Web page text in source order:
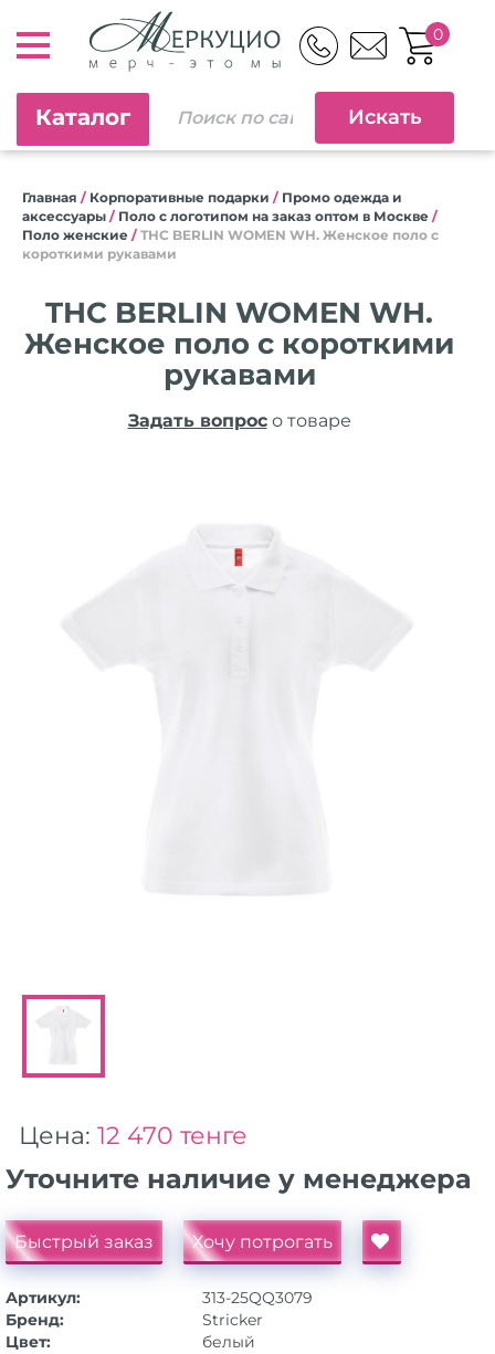
0
Каталог
Главная / Корпоративные подарки / Промо одежда и
аксессуары / Поло с логотипом на заказ оптом в Москве /
Поло женские / THC BERLIN WOMEN WH. Женское поло с
короткими рукавами
THC BERLIN WOMEN WH.
Женское поло с короткими
рукавами
Задать вопросо товаре
Цена: 12 470 тенге
Уточните наличие у менеджера
Быстрый заказ Хочу потрогать
Артикул:
313-25QQ3079
Бренд:
Stricker
Цвет:
белый